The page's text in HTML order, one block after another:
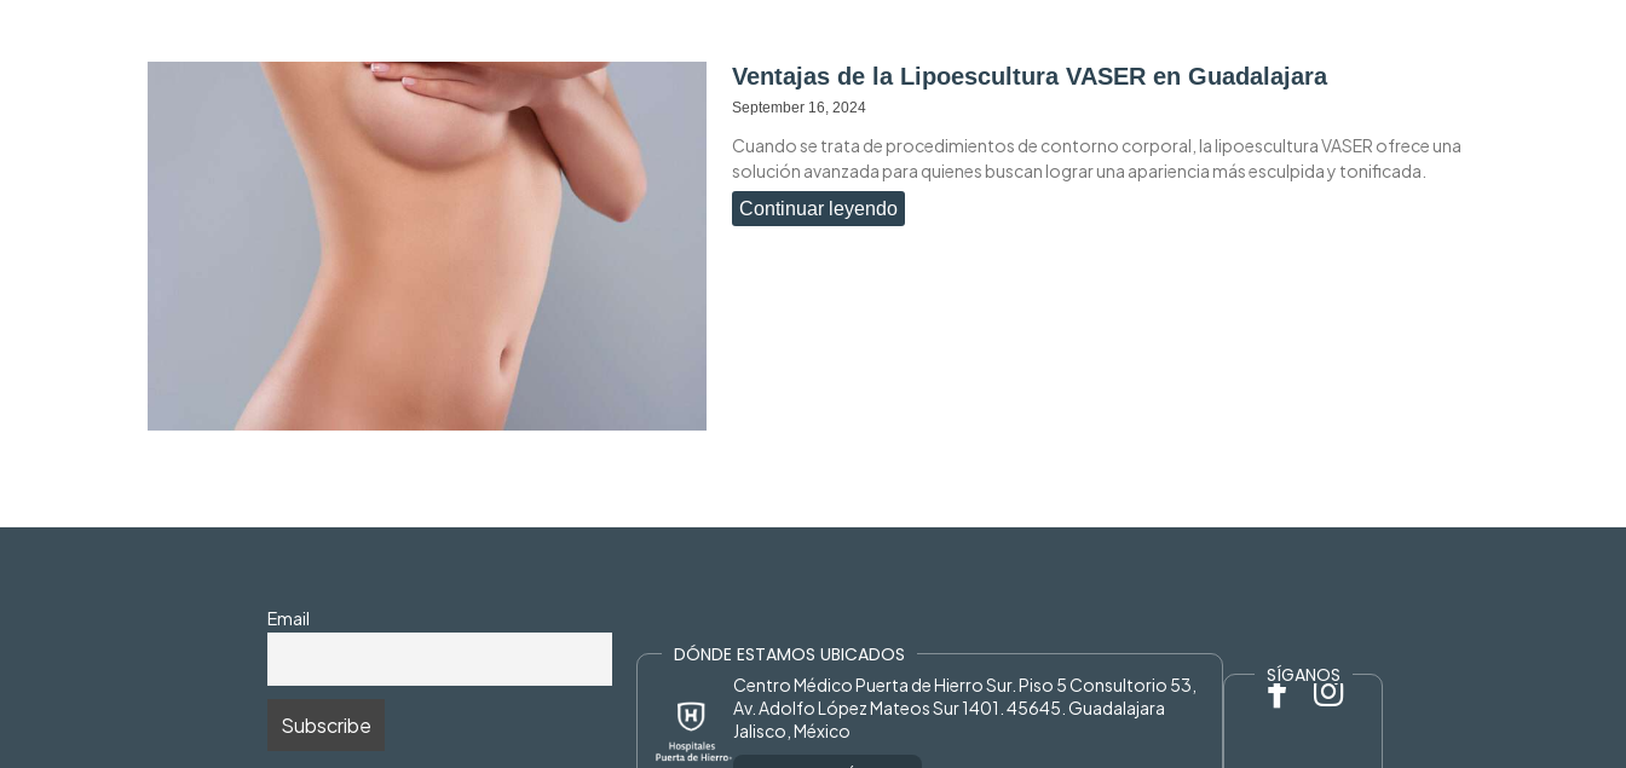
Ventajas de la Lipoescultura VASER en Guadalajara
September 16, 2024
Cuando se trata de procedimientos de contorno corporal, la lipoescultura VASER ofrece una
solución avanzada para quienes buscan lograr una apariencia más esculpida y tonificada.
Continuar leyendo
Email
DÓNDE ESTAMOS UBICADOS
Centro Médico Puerta de Hierro Sur. Piso 5 Consultorio 53,
Av. Adolfo López Mateos Sur 1401. 45645. Guadalajara
Jalisco, México
SÍGANOS